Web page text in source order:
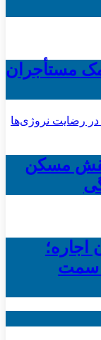
مستأجران
نقش مسکن
اجاره؛
سمت